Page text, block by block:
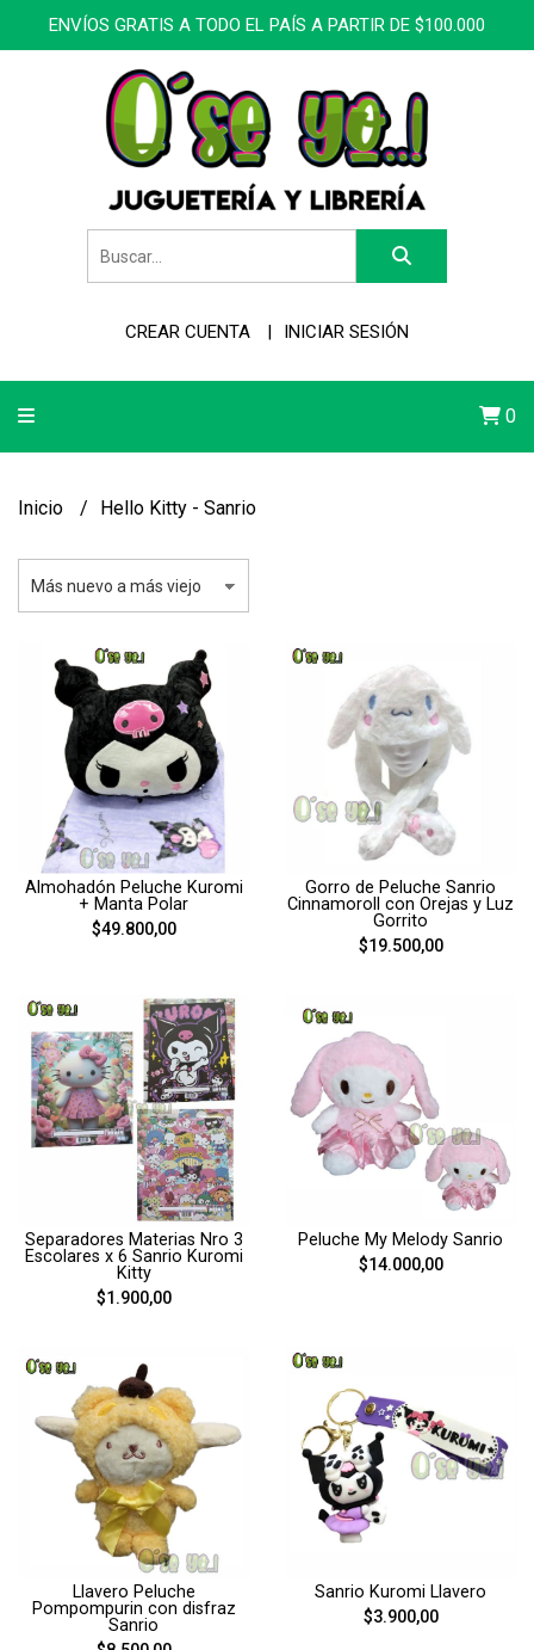
ENVÍOS GRATIS A TODO EL PAÍS A PARTIR DE $100.000
CREAR CUENTA INICIAR SESIÓN
0
Inicio Hello Kitty - Sanrio
Almohadón Peluche Kuromi
+ Manta Polar
$49.800,00
Gorro de Peluche Sanrio
Cinnamoroll con Orejas y Luz
Gorrito
$19.500,00
Separadores Materias Nro 3
Escolares x 6 Sanrio Kuromi
Kitty
$1.900,00
Peluche My Melody Sanrio
$14.000,00
Llavero Peluche
Pompompurin con disfraz
Sanrio
Sanrio Kuromi Llavero
$3.900,00